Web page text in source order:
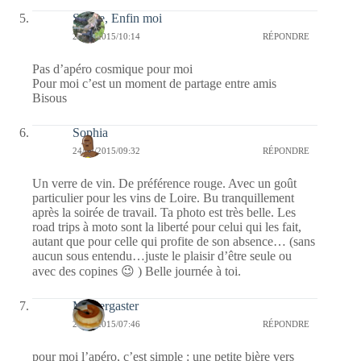
Sylvie, Enfin moi
24/04/2015/10:14 RÉPONDRE
Pas d’apéro cosmique pour moi
Pour moi c’est un moment de partage entre amis
Bisous
Sophia
24/04/2015/09:32 RÉPONDRE
Un verre de vin. De préférence rouge. Avec un goût
particulier pour les vins de Loire. Bu tranquillement
après la soirée de travail. Ta photo est très belle. Les
road trips à moto sont la liberté pour celui qui les fait,
autant que pour celle qui profite de son absence… (sans
aucun sous entendu…juste le plaisir d’être seule ou
avec des copines 😉 ) Belle journée à toi.
Messergaster
24/04/2015/07:46 RÉPONDRE
pour moi l’apéro, c’est simple : une petite bière vers